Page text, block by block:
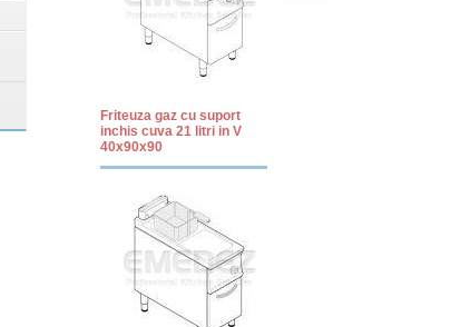
Friteuza gaz cu suport
inchis cuva 21 litri in V
40x90x90